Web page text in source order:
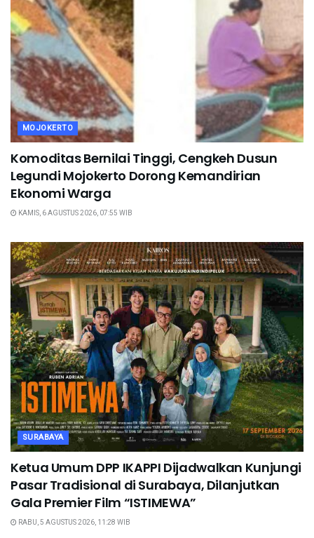
MOJOKERTO
Komoditas Bernilai Tinggi, Cengkeh Dusun
Legundi Mojokerto Dorong Kemandirian
Ekonomi Warga
KAMIS, 6 AGUSTUS 2026, 07:55 WIB
SURABAYA
Ketua Umum DPP IKAPPI Dijadwalkan Kunjungi
Pasar Tradisional di Surabaya, Dilanjutkan
Gala Premier Film “ISTIMEWA”
RABU, 5 AGUSTUS 2026, 11:28 WIB